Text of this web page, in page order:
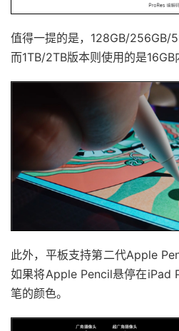
值得一提的是，128GB/256GB/
而1TB/2TB版本则使用的是16GB
此外，平板支持第二代Apple
如果将Apple Pencil悬停在iPad
笔的颜色。